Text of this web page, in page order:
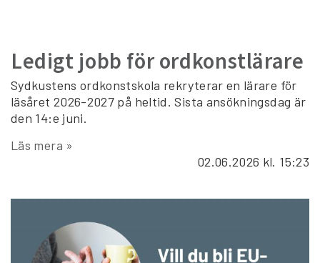
Ledigt jobb för ordkonstlärare
Sydkustens ordkonstskola rekryterar en lärare för
läsåret 2026-2027 på heltid. Sista ansökningsdag är
den 14:e juni.
Läs mera »
02.06.2026 kl. 15:23